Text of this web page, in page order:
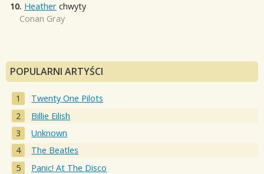
10. Heather chwyty
Conan Gray
POPULARNI ARTYŚCI
Twenty One Pilots
Billie Eilish
Unknown
The Beatles
Panic! At The Disco